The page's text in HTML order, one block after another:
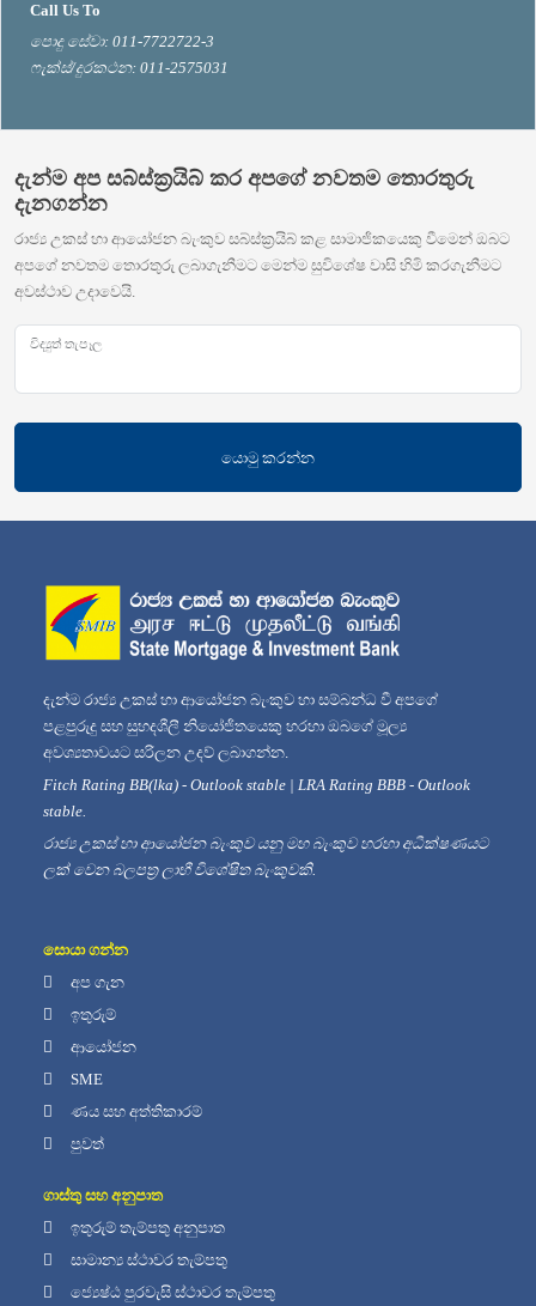
Call Us To
පොදු සේවා: 011-7722722-3
ෆැක්ස්/දුරකථන: 011-2575031
දැන්ම අප සබ්ස්ක්‍රයිබ් කර අපගේ නවතම තොරතුරු
දැනගන්න
රාජ්‍ය උකස් හා ආයෝජන බැංකුව සබ්ස්ක්‍රයිබ් කළ සාමාජිකයෙකු වීමෙන් ඔබට
අපගේ නවතම තොරතුරු ලබාගැනීමට මෙන්ම සුවිශේෂ වාසි හිමි කරගැනීමට
අවස්ථාව උදාවෙයි.
විද්‍යුත් තැපෑල
යොමු කරන්න
දැන්ම රාජ්‍ය උකස් හා ආයෝජන බැංකුව හා සම්බන්ධ වී අපගේ
පළපුරුදු සහ සුහදශීලී නියෝජිතයෙකු හරහා ඔබගේ මූල්‍ය
අවශ්‍යතාවයට සරිලන උදව් ලබාගන්න.
Fitch Rating BB(lka) - Outlook stable | LRA Rating BBB - Outlook
stable.
රාජ්‍ය උකස් හා ආයෝජන බැංකුව යනු මහ බැංකුව හරහා අධීක්ෂණයට
ලක් වෙන බලපත්‍ර ලාභී විශේෂිත බැංකුවකි.
සොයා ගන්න
අප ගැන
ඉතුරුම්
ආයෝජන
SME
ණය සහ අත්තිකාරම්
පුවත්
ගාස්තු සහ අනුපාත
ඉතුරුම් තැම්පතු අනුපාත
සාමාන්‍ය ස්ථාවර තැම්පතු
ජ්‍යෙෂ්ඨ පුරවැසි ස්ථාවර තැම්පතු